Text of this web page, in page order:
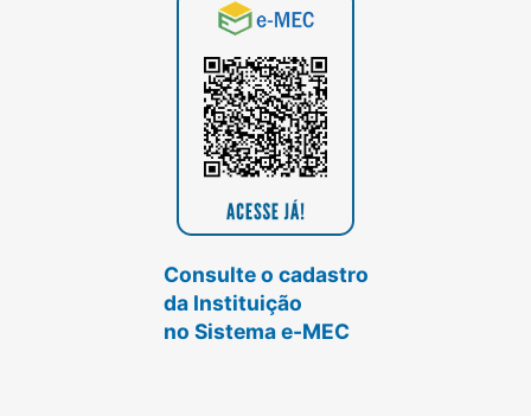
Consulte o cadastro
da Instituição
no Sistema e-MEC